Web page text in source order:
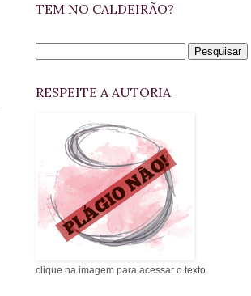
TEM NO CALDEIRÃO?
RESPEITE A AUTORIA
clique na imagem para acessar o texto